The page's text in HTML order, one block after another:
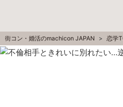
街コン・婚活のmachicon JAPAN 恋学